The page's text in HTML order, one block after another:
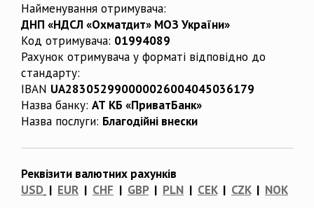
Найменування отримувача:
ДНП «НДСЛ «Охматдит» МОЗ України»
Код отримувача: 01994089
Рахунок отримувача у форматі відповідно до
стандарту:
IBAN UA283052990000026004045036179
Назва банку: АТ КБ «ПриватБанк»
Назва послуги: Благодійні внески
Реквізити валютних рахунків
USD | EUR | CHF | GBP| PLN | CEK| CZK| NOK